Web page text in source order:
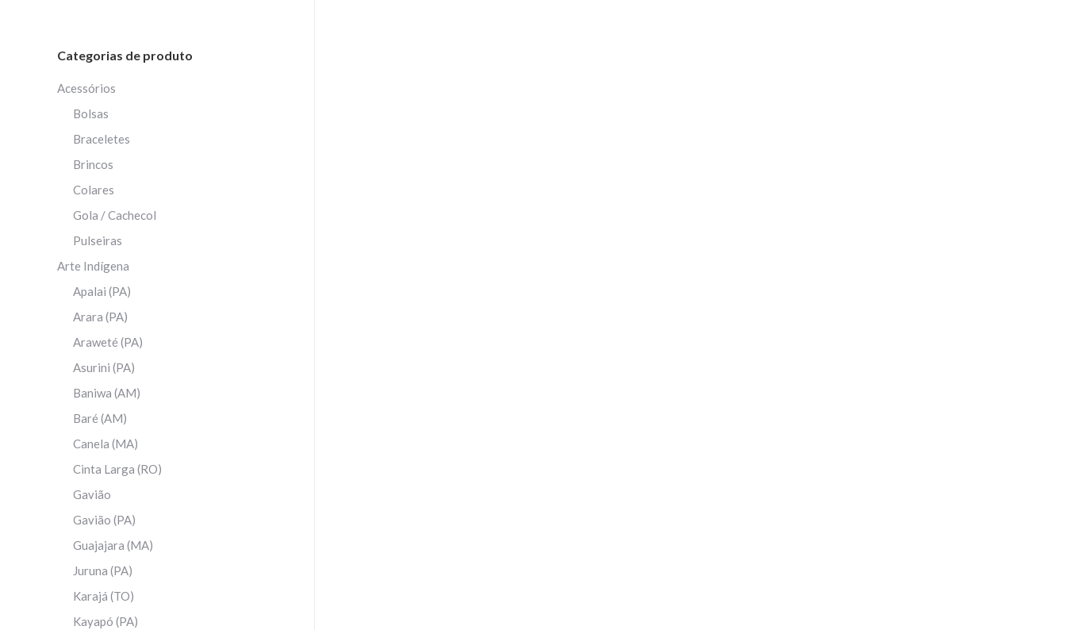
Categorias de produto
Acessórios
Bolsas
Braceletes
Brincos
Colares
Gola / Cachecol
Pulseiras
Arte Indígena
Apalai (PA)
Arara (PA)
Araweté (PA)
Asurini (PA)
Baniwa (AM)
Baré (AM)
Canela (MA)
Cinta Larga (RO)
Gavião
Gavião (PA)
Guajajara (MA)
Juruna (PA)
Karajá (TO)
Kayapó (PA)